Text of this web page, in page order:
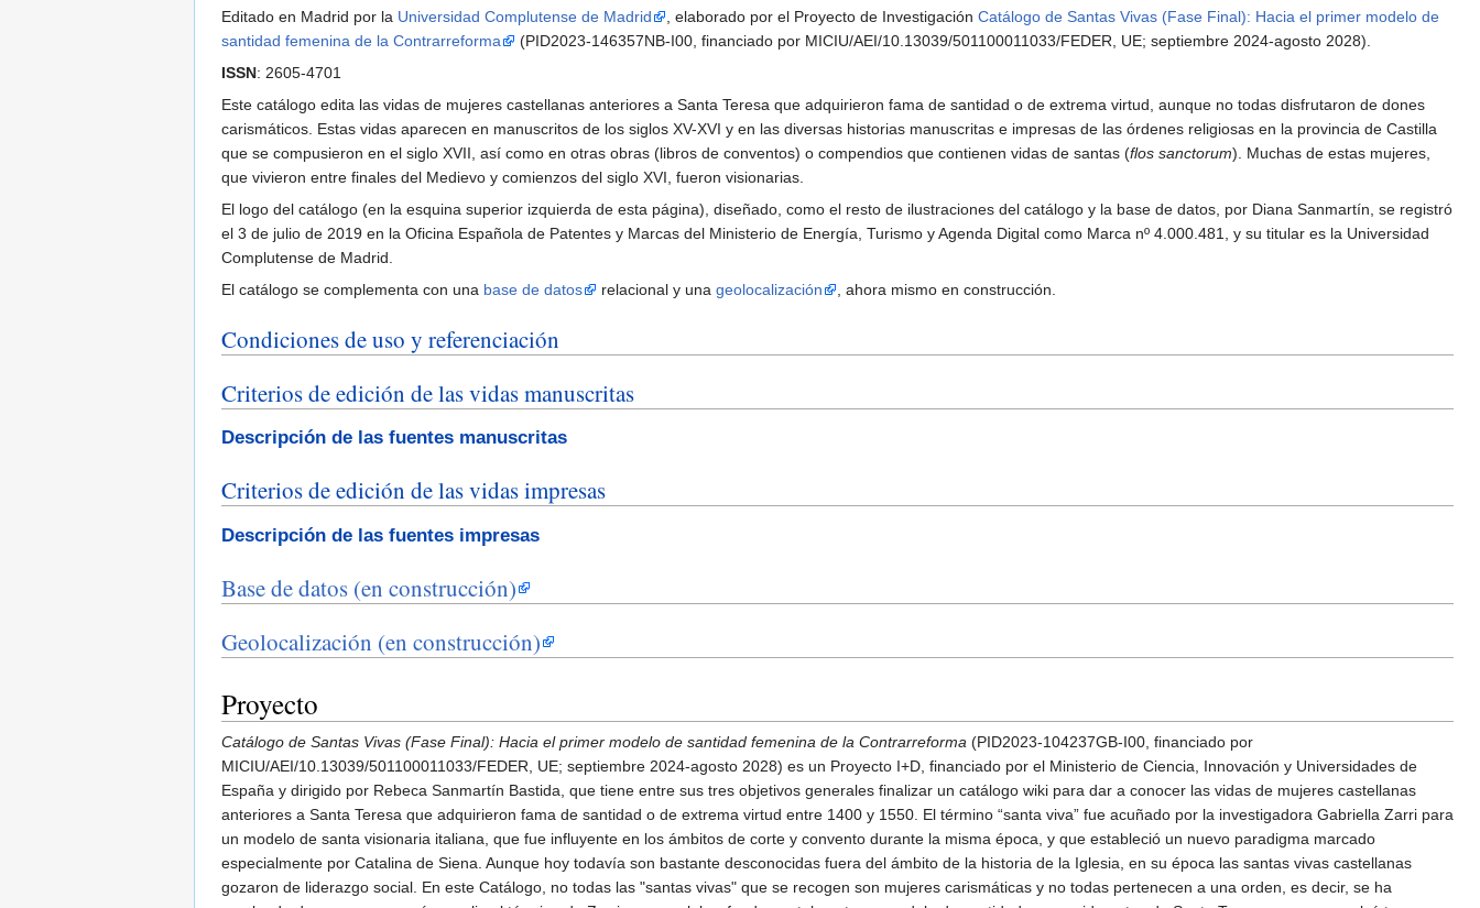
Editado en Madrid por la Universidad Complutense de Madrid , elaborado por el Proyecto de Investigación Catálogo de Santas Vivas (Fase Final): Hacia el primer modelo de
santidad femenina de la Contrarreforma
(PID2023-146357NB-I00, financiado por MICIU/AEI/10.13039/501100011033/FEDER, UE; septiembre 2024-agosto 2028).
ISSN: 2605-4701
Este catálogo edita las vidas de mujeres castellanas anteriores a Santa Teresa que adquirieron fama de santidad o de extrema virtud, aunque no todas disfrutaron de dones
carismáticos. Estas vidas aparecen en manuscritos de los siglos XV-XVI y en las diversas historias manuscritas e impresas de las órdenes religiosas en la provincia de Castilla
que se compusieron en el siglo XVII, así como en otras obras (libros de conventos) o compendios que contienen vidas de santas (flos sanctorum). Muchas de estas mujeres,
que vivieron entre finales del Medievo y comienzos del siglo XVI, fueron visionarias.
El logo del catálogo (en la esquina superior izquierda de esta página), diseñado, como el resto de ilustraciones del catálogo y la base de datos, por Diana Sanmartín, se registró
el 3 de julio de 2019 en la Oficina Española de Patentes y Marcas del Ministerio de Energía, Turismo y Agenda Digital como Marca nº 4.000.481, y su titular es la Universidad
Complutense de Madrid.
El catálogo se complementa con una base de datos relacional y una geolocalización , ahora mismo en construcción.
Condiciones de uso y referenciación
Criterios de edición de las vidas manuscritas
Descripción de las fuentes manuscritas
Criterios de edición de las vidas impresas
Descripción de las fuentes impresas
Base de datos (en construcción)
Geolocalización (en construcción)
Proyecto
Catálogo de Santas Vivas (Fase Final): Hacia el primer modelo de santidad femenina de la Contrarreforma (PID2023-104237GB-I00, financiado por
MICIU/AEI/10.13039/501100011033/FEDER, UE; septiembre 2024-agosto 2028) es un Proyecto I+D, financiado por el Ministerio de Ciencia, Innovación y Universidades de
España y dirigido por Rebeca Sanmartín Bastida, que tiene entre sus tres objetivos generales finalizar un catálogo wiki para dar a conocer las vidas de mujeres castellanas
anteriores a Santa Teresa que adquirieron fama de santidad o de extrema virtud entre 1400 y 1550. El término “santa viva” fue acuñado por la investigadora Gabriella Zarri para
un modelo de santa visionaria italiana, que fue influyente en los ámbitos de corte y convento durante la misma época, y que estableció un nuevo paradigma marcado
especialmente por Catalina de Siena. Aunque hoy todavía son bastante desconocidas fuera del ámbito de la historia de la Iglesia, en su época las santas vivas castellanas
gozaron de liderazgo social. En este Catálogo, no todas las "santas vivas" que se recogen son mujeres carismáticas y no todas pertenecen a una orden, es decir, se ha